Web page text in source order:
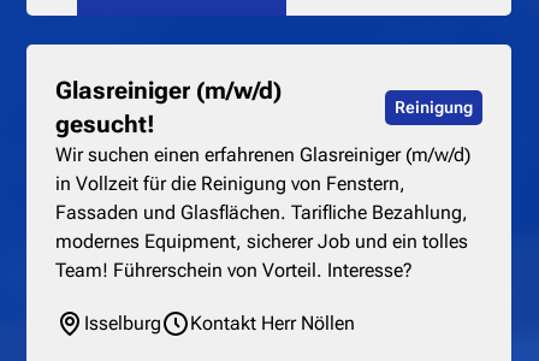
Glasreiniger (m/w/d)
gesucht!
Reinigung
Wir suchen einen erfahrenen Glasreiniger (m/w/d)
in Vollzeit für die Reinigung von Fenstern,
Fassaden und Glasflächen. Tarifliche Bezahlung,
modernes Equipment, sicherer Job und ein tolles
Team! Führerschein von Vorteil. Interesse?
Isselburg Kontakt Herr Nöllen